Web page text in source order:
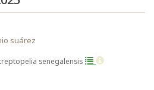
suárez
senegalensis